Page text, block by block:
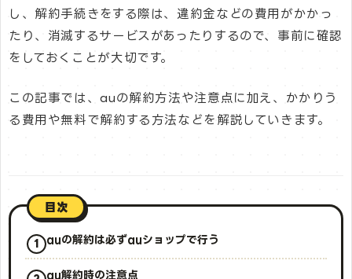
し、解約手続きをする際は、違約金などの費用がかかっ
たり、消滅するサービスがあったりするので、事前に確認
をしておくことが大切です。
この記事では、auの解約方法や注意点に加え、かかりう
る費用や無料で解約する方法などを解説していきます。
目次
auの解約は必ずauショップで行う
au解約時の注意点